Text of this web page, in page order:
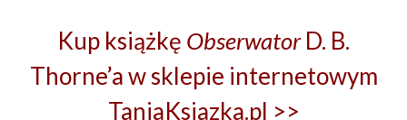
Kup książkę ObserwatorD. B.
Thorne’a w sklepie internetowym
TaniaKsiazka.pl >>